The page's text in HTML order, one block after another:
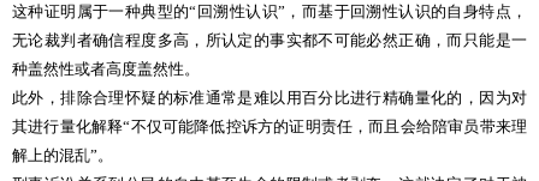
这种证明属于一种典型的“回溯性认识”，而基于回溯性认识的自身特点，
无论裁判者确信程度多高，所认定的事实都不可能必然正确，而只能是一
种盖然性或者高度盖然性。
此外，排除合理怀疑的标准通常是难以用百分比进行精确量化的，因为对
其进行量化解释“不仅可能降低控诉方的证明责任，而且会给陪审员带来理
解上的混乱”。